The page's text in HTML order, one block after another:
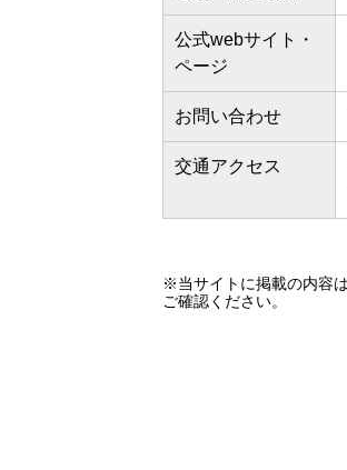
公式webサイト・
ページ
お問い合わせ
交通アクセス
※当サイトに掲載の内容
ご確認ください。